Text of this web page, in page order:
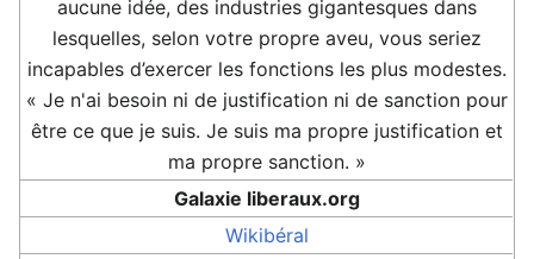
aucune idée, des industries gigantesques dans
lesquelles, selon votre propre aveu, vous seriez
incapables d’exercer les fonctions les plus modestes.
« Je n'ai besoin ni de justification ni de sanction pour
être ce que je suis. Je suis ma propre justification et
ma propre sanction. »
Galaxie liberaux.org
Wikibéral